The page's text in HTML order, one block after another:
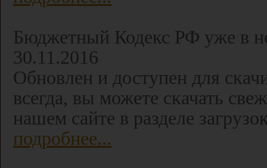
Бюджетный Кодекс РФ уже в
30.11.2016
Обновлен и доступен для
всегда, вы можете скачать
нашем сайте в разделе
подробнее...